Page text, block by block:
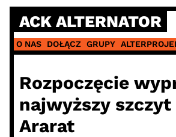
Skip
content
ACK ALTERNATOR
O NAS DOŁĄCZ GRUPY
Rozpoczęcie
najwyższy
Ararat